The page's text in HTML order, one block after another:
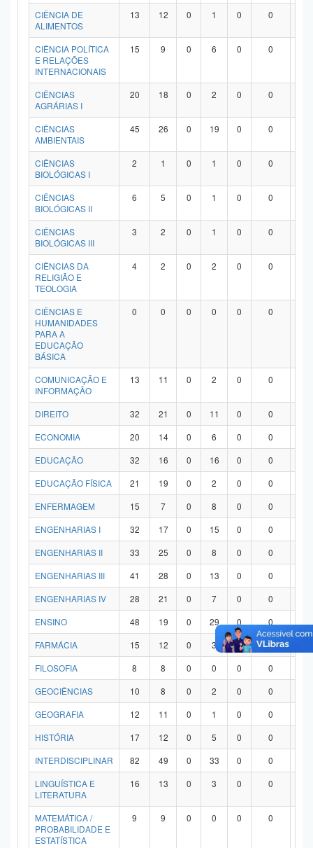
CIÊNCIA DE
ALIMENTOS
13 12 0 1 0 0
CIÊNCIA POLÍTICA
E RELAÇÕES
INTERNACIONAIS
15 9 0 6 0 0
CIÊNCIAS
AGRÁRIAS I
20 18 0 2 0 0
CIÊNCIAS
AMBIENTAIS
45 26 0 19 0 0
CIÊNCIAS
BIOLÓGICAS I
2 1 0 1 0 0
CIÊNCIAS
BIOLÓGICAS II
6 5 0 1 0 0
CIÊNCIAS
BIOLÓGICAS III
3 2 0 1 0 0
CIÊNCIAS DA
RELIGIÃO E
TEOLOGIA
4 2 0 2 0 0
CIÊNCIAS E
HUMANIDADES
PARA A
EDUCAÇÃO
BÁSICA
0 0 0 0 0 0
COMUNICAÇÃO E
INFORMAÇÃO
13 11 0 2 0 0
DIREITO 32 21 0 11 0 0
ECONOMIA
20 14 0 6 0 0
EDUCAÇÃO
32 16 0 16 0 0
EDUCAÇÃO FÍSICA
21 19 0 2 0 0
ENFERMAGEM
15 7 0 8 0 0
ENGENHARIAS I
32 17 0 15 0 0
ENGENHARIAS II
33 25 0 8 0 0
ENGENHARIAS III
41 28 0 13 0 0
ENGENHARIAS IV
28 21 0 7 0 0
ENSINO
48 19 0 29 0 0
FARMÁCIA
15 12 0 3 0 0
FILOSOFIA
8 8 0 0 0 0
GEOCIÊNCIAS
10 8 0 2 0 0
GEOGRAFIA
12 11 0 1 0 0
HISTÓRIA
17 12 0 5 0 0
INTERDISCIPLINAR
82 49 0 33 0 0
LINGUÍSTICA E
LITERATURA
16 13 0 3 0 0
MATEMÁTICA /
PROBABILIDADE E
ESTATÍSTICA
9 9 0 0 0 0